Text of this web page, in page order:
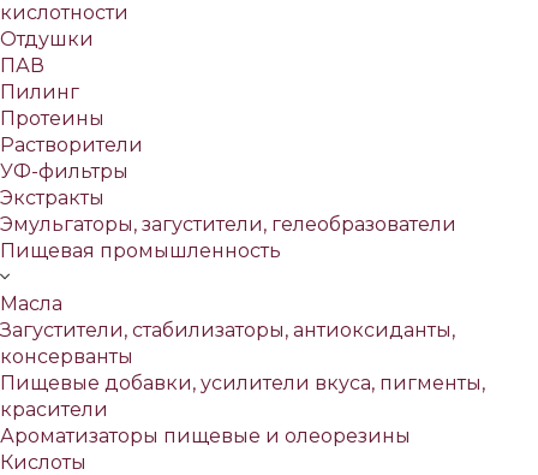
кислотности
Отдушки
ПАВ
Пилинг
Протеины
Растворители
УФ-фильтры
Экстракты
Эмульгаторы, загустители, гелеобразователи
Пищевая промышленность
Масла
Загустители, стабилизаторы, антиоксиданты,
консерванты
Пищевые добавки, усилители вкуса, пигменты,
красители
Ароматизаторы пищевые и олеорезины
Кислоты